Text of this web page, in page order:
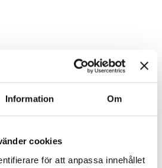
Information Om
cookies
för att anpassa innehållet